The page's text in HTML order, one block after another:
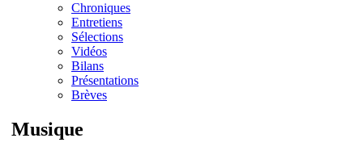
Chroniques
Entretiens
Sélections
Vidéos
Bilans
Présentations
Brèves
Musique